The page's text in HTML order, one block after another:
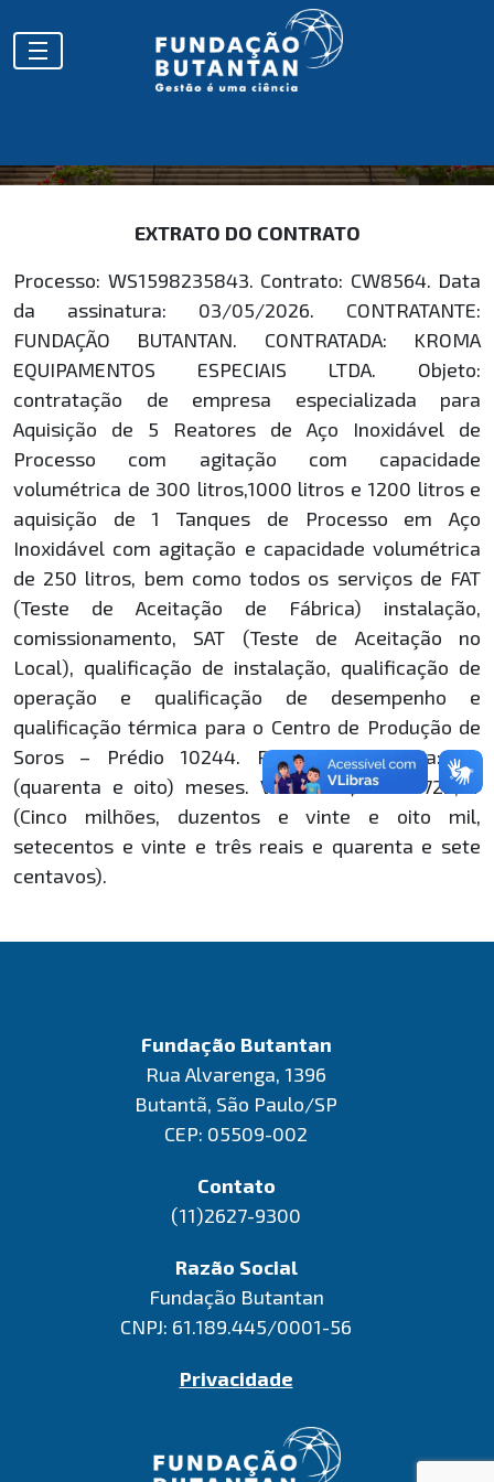
EXTRATOS
EXTRATO DO CONTRATO
Processo: WS1598235843. Contrato: CW8564. Data
da assinatura: 03/05/2026. CONTRATANTE:
FUNDAÇÃO BUTANTAN. CONTRATADA: KROMA
EQUIPAMENTOS ESPECIAIS LTDA. Objeto:
contratação de empresa especializada para
Aquisição de 5 Reatores de Aço Inoxidável de
Processo com agitação com capacidade
volumétrica de 300 litros,1000 litros e 1200 litros e
aquisição de 1 Tanques de Processo em Aço
Inoxidável com agitação e capacidade volumétrica
de 250 litros, bem como todos os serviços de FAT
(Teste de Aceitação de Fábrica) instalação,
comissionamento, SAT (Teste de Aceitação no
Local), qualificação de instalação, qualificação de
operação e qualificação de desempenho e
qualificação térmica para o Centro de Produção de
Soros – Prédio 10244. Prazo de vigência: 48
(quarenta e oito) meses. VALOR: R$ 5.228.723,47
(Cinco milhões, duzentos e vinte e oito mil,
setecentos e vinte e três reais e quarenta e sete
centavos).
Fundação Butantan
Rua Alvarenga, 1396
Butantã, São Paulo/SP
CEP: 05509-002
Contato
(11)2627-9300
Razão Social
Fundação Butantan
CNPJ: 61.189.445/0001-56
Privacidade